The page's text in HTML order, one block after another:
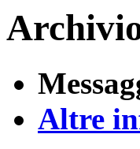
Altre